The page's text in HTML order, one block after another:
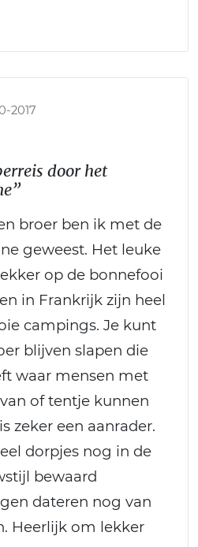
2017
door het
broer ben ik met de
geweest. Het leuke
op de bonnefooi
in Frankrijk zijn heel
campings. Je kunt
blijven slapen die
waar mensen met
of tentje kunnen
zeker een aanrader.
dorpjes nog in de
bewaard
dateren nog van
Heerlijk om lekker